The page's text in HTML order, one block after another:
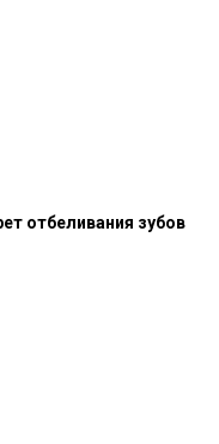
отбеливания зубов